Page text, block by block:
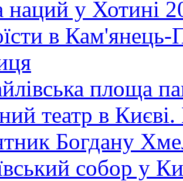
наций у Хотині
в Кам'янець-
площа
театр в
Богдану
собор у